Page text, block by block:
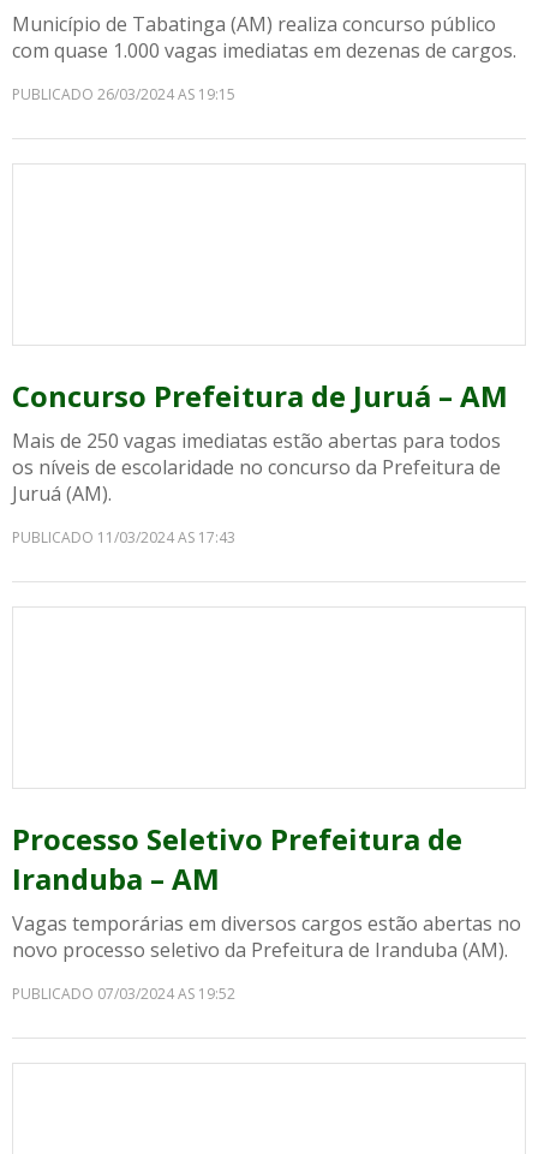
Município de Tabatinga (AM) realiza concurso público
com quase 1.000 vagas imediatas em dezenas de cargos.
PUBLICADO 26/03/2024 AS 19:15
Concurso Prefeitura de Juruá – AM
Mais de 250 vagas imediatas estão abertas para todos
os níveis de escolaridade no concurso da Prefeitura de
Juruá (AM).
PUBLICADO 11/03/2024 AS 17:43
Processo Seletivo Prefeitura de
Iranduba – AM
Vagas temporárias em diversos cargos estão abertas no
novo processo seletivo da Prefeitura de Iranduba (AM).
PUBLICADO 07/03/2024 AS 19:52